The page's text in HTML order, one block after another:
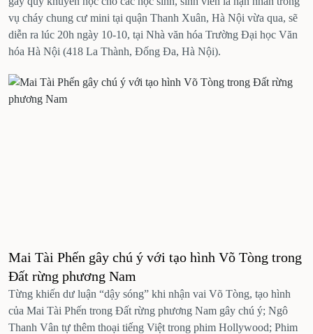
vụ cháy chung cư mini tại quận Thanh Xuân, Hà Nội vừa qua, sẽ
diễn ra lúc 20h ngày 10-10, tại Nhà văn hóa Trường Đại học Văn
hóa Hà Nội (418 La Thành, Đống Đa, Hà Nội).
Mai Tài Phến gây chú ý với tạo hình Võ Tòng trong
Đất rừng phương Nam
Từng khiến dư luận “dậy sóng” khi nhận vai Võ Tòng, tạo hình
của Mai Tài Phến trong Đất rừng phương Nam gây chú ý; Ngô
Thanh Vân tự thêm thoại tiếng Việt trong phim Hollywood; Phim